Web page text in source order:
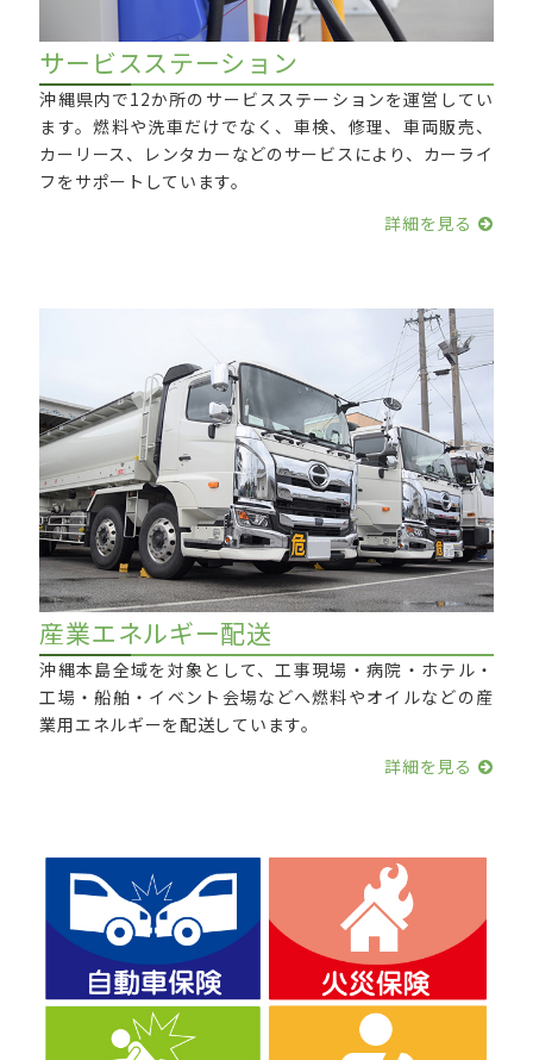
サービスステーション
沖縄県内で12か所のサービスステーションを運営してい
ます。燃料や洗車だけでなく、車検、修理、車両販売、
カーリース、レンタカーなどのサービスにより、カーライ
フをサポートしています。
詳細を見る
産業エネルギー配送
沖縄本島全域を対象として、工事現場・病院・ホテル・
工場・船舶・イベント会場などへ燃料やオイルなどの産
業用エネルギーを配送しています。
詳細を見る